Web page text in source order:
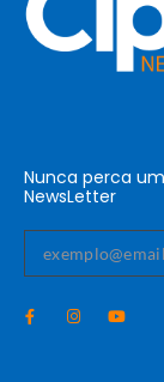
Nunca perca
NewsLetter